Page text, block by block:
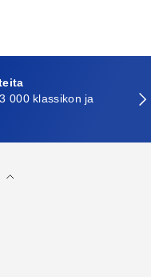
000 klassikon ja